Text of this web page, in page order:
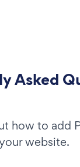
Asked
how to add
website.